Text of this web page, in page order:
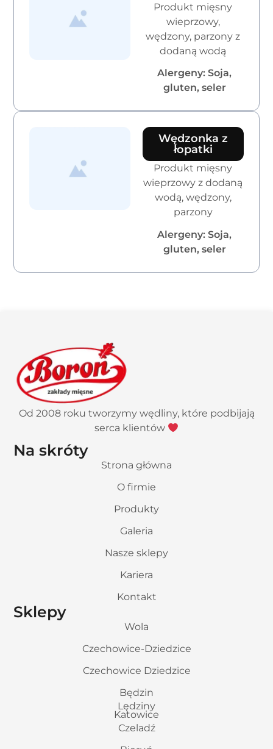
Produkt mięsny
wieprzowy,
wędzony, parzony z
dodaną wodą
Alergeny: Soja,
gluten, seler
Wędzonka z
łopatki
Produkt mięsny
wieprzowy z dodaną
wodą, wędzony,
parzony
Alergeny: Soja,
gluten, seler
Od 2008 roku tworzymy wędliny, które podbijają
serca klientów
Na skróty
Strona główna
O firmie
Produkty
Galeria
Nasze sklepy
Kariera
Kontakt
Sklepy
Wola
Czechowice-Dziedzice
Czechowice Dziedzice
Będzin
Katowice
Lędziny
Czeladź